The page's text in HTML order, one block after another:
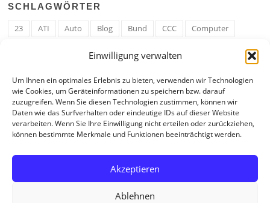
Einwilligung verwalten
Um Ihnen ein optimales Erlebnis zu bieten, verwenden wir Technologien
wie Cookies, um Geräteinformationen zu speichern bzw. darauf
zuzugreifen. Wenn Sie diesen Technologien zustimmen, können wir
Daten wie das Surfverhalten oder eindeutige IDs auf dieser Website
verarbeiten. Wenn Sie Ihre Einwilligung nicht erteilen oder zurückziehen,
können bestimmte Merkmale und Funktionen beeinträchtigt werden.
Akzeptieren
Ablehnen
SCHLAGWÖRTER
23 ATI Auto Blog Bund CCC
Computer
Google
Hack Hand HE ICE IE Internet
Krefeld
Liebe Linux u. Software Mail Mann
PHP
RAM
Regeln RZ Spam Spiel Ticker
USA
Video
Weblog Welt WWW Youtube Zahl